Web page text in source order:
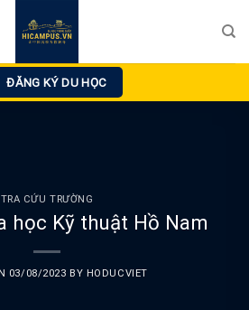
ĐĂNG KÝ DU HỌC
TRA CỨU TRƯỜNG
học Kỹ thuật Hồ Nam
03/08/2023 BY HODUCVIET